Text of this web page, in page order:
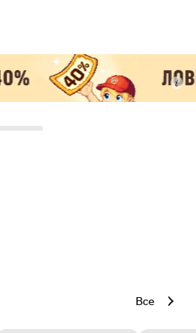
Все